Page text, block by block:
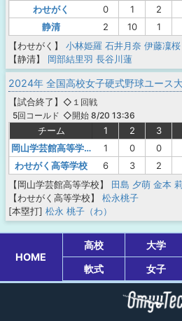
わせがく
0 1 2
静清
2 10 1
【わせがく】
小林姫羅 石井月奈 伊藤凜桜
【静清】
岡部結里羽 長谷川蓮
2024年 全国高校女子硬式野球ユース
【試合終了 】
5回コールド
◇１回戦
◇開始 8/20 13:36
チーム 1 2 3
岡山学芸館高等学校
1 0 0
わせがく高等学校
6 3 2
【岡山学芸館高等学校】
田島 夕萌 金本
【わせがく高等学校】
松永桃子
[本塁打] 松永 桃子（わ）
HOME
高校 大学
軟式
女子